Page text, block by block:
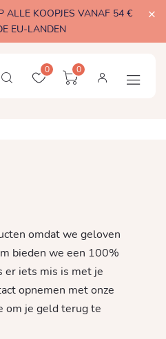
ALLE KOOPJES VANAF 54 €
EU-LANDEN
0 0
omdat we geloven
bieden we een 100%
er iets mis is met je
opnemen met onze
om je geld terug te